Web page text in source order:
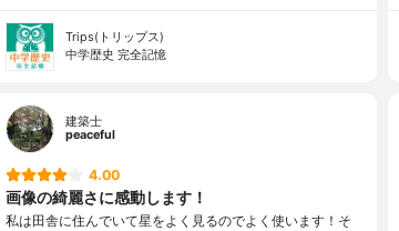
Trips(トリップス)
中学歴史 完全記憶
建築士
peaceful
4.00
画像の綺麗さに感動します！
私は田舎に住んでいて星をよく見るのでよく使います！そ